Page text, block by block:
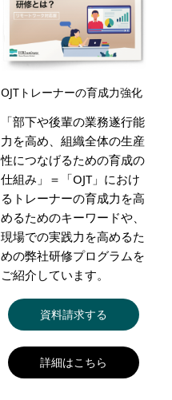
OJTトレーナーの育成力強化
「部下や後輩の業務遂行能
力を高め、組織全体の生産
性につなげるための育成の
仕組み」＝「OJT」におけ
るトレーナーの育成力を高
めるためのキーワードや、
現場での実践力を高めるた
めの弊社研修プログラムを
ご紹介しています。
資料請求する
詳細はこちら